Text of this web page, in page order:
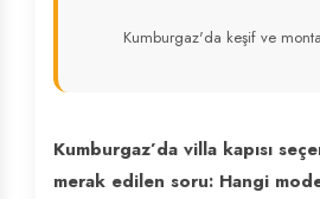
Kumburgaz'da keşif ve
Kumburgaz’da villa kapısı
merak edilen soru: Hangi